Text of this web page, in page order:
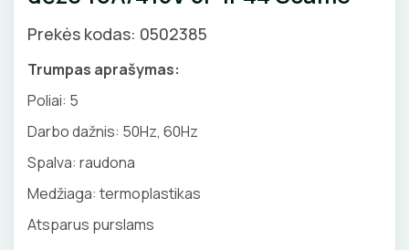
ANTGALIAI
ILGIKLIAI/ KIŠTUKAI
IZOLIACINĖS JUOSTOS
Prekės kodas: 0502385
Trumpas aprašymas:
Poliai: 5
Darbo dažnis: 50Hz, 60Hz
Spalva: raudona
Medžiaga: termoplastikas
Atsparus purslams